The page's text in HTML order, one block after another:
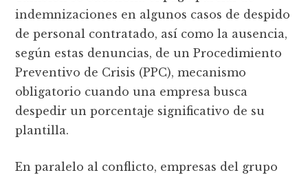
indemnizaciones en algunos casos de despido
de personal contratado, así como la ausencia,
según estas denuncias, de un Procedimiento
Preventivo de Crisis (PPC), mecanismo
obligatorio cuando una empresa busca
despedir un porcentaje significativo de su
plantilla.
En paralelo al conflicto, empresas del grupo